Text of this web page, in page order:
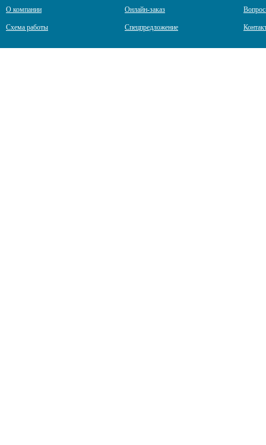
О компании
Схема работы
Онлайн-заказ
Спецпредложение